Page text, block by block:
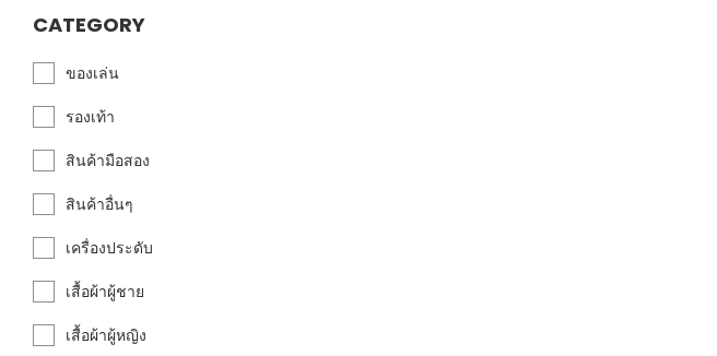
CATEGORY
ของเล่น
รองเท้า
สินค้ามือสอง
สินค้าอื่นๆ
เครื่องประดับ
เสื้อผ้าผู้ชาย
เสื้อผ้าผู้หญิง